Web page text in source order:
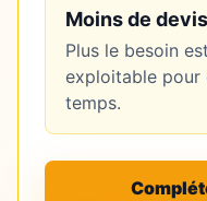
Moins de
Plus le besoin
exploitable pour
temps.